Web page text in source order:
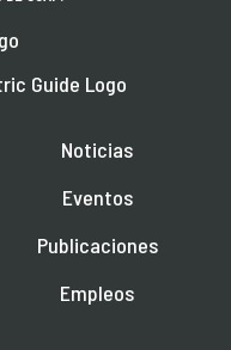
Noticias
Eventos
Publicaciones
Empleos